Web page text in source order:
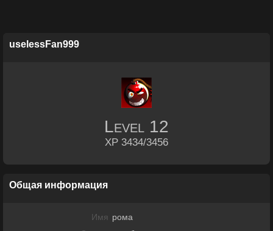
uselessFan999
Level 12
XP 3434/3456
Общая информация
Имя рома